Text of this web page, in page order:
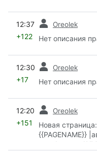
12:37 Oreolek
+122 Нет описания
12:30 Oreolek
+17 Нет описания
12:20 Oreolek
+151
Новая
{{PAGENAME}}